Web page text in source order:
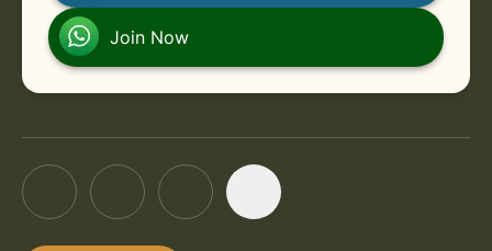
Join Now